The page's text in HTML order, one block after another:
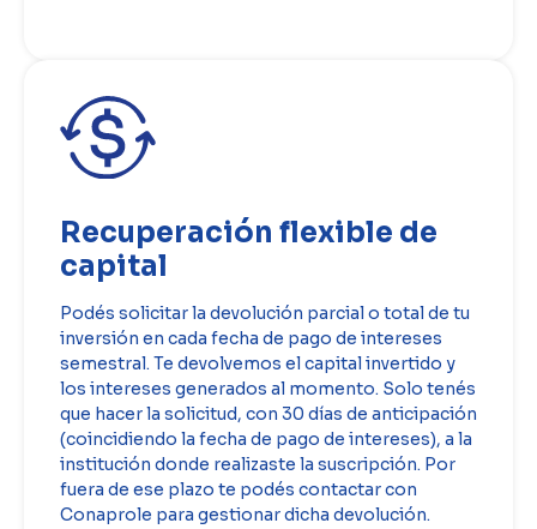
Recuperación flexible de
capital
Podés solicitar la devolución parcial o total de tu
inversión en cada fecha de pago de intereses
semestral. Te devolvemos el capital invertido y
los intereses generados al momento. Solo tenés
que hacer la solicitud, con 30 días de anticipación
(coincidiendo la fecha de pago de intereses), a la
institución donde realizaste la suscripción. Por
fuera de ese plazo te podés contactar con
Conaprole para gestionar dicha devolución.